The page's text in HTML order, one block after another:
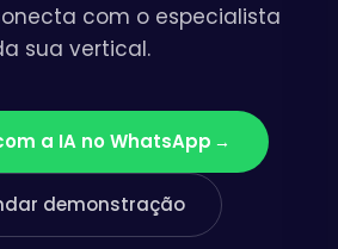
com o especialista
sua vertical.
a IA no WhatsApp →
demonstração